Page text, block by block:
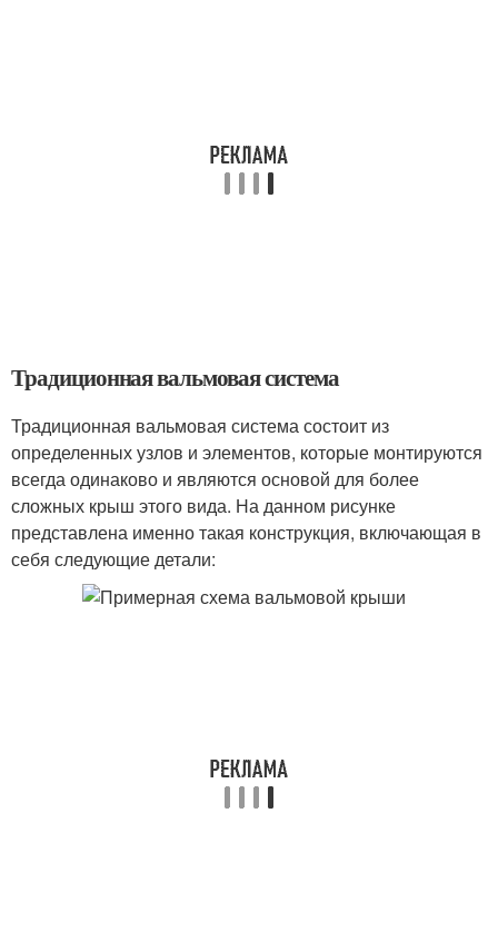
Традиционная вальмовая система
Традиционная вальмовая система состоит из
определенных узлов и элементов, которые монтируются
всегда одинаково и являются основой для более
сложных крыш этого вида. На данном рисунке
представлена именно такая конструкция, включающая в
себя следующие детали: